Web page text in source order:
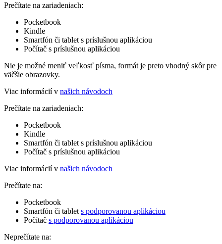
Prečítate na zariadeniach:
Pocketbook
Kindle
Smartfón či tablet s príslušnou aplikáciou
Počítač s príslušnou aplikáciou
Nie je možné meniť veľkosť písma, formát je preto vhodný skôr pre
väčšie obrazovky.
Viac informácií v našich návodoch
Prečítate na zariadeniach:
Pocketbook
Kindle
Smartfón či tablet s príslušnou aplikáciou
Počítač s príslušnou aplikáciou
Viac informácií v našich návodoch
Prečítate na:
Pocketbook
Smartfón či tablet s podporovanou aplikáciou
Počítač s podporovanou aplikáciou
Neprečítate na: